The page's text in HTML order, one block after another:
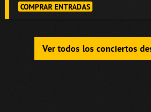
COMPRAR ENTRADAS
Ver todos los conciertos